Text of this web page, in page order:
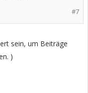
#7
sein, um Beiträge
)